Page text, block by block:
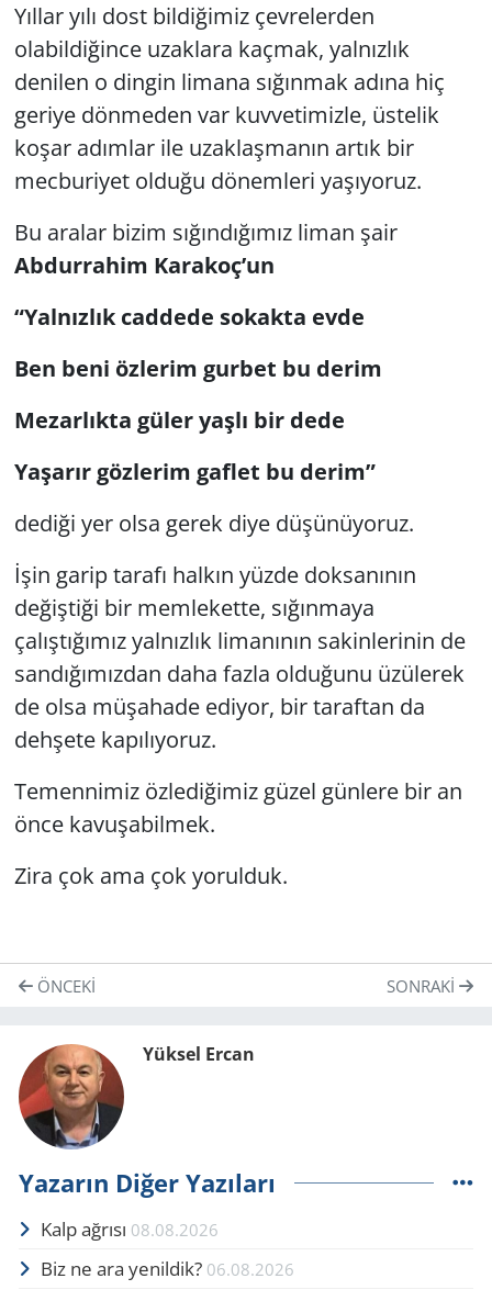
Yıllar yılı dost bildiğimiz çevrelerden
olabildiğince uzaklara kaçmak, yalnızlık
denilen o dingin limana sığınmak adına hiç
geriye dönmeden var kuvvetimizle, üstelik
koşar adımlar ile uzaklaşmanın artık bir
mecburiyet olduğu dönemleri yaşıyoruz.
Bu aralar bizim sığındığımız liman şair
Abdurrahim Karakoç’un
“Yalnızlık caddede sokakta evde
Ben beni özlerim gurbet bu derim
Mezarlıkta güler yaşlı bir dede
Yaşarır gözlerim gaflet bu derim”
dediği yer olsa gerek diye düşünüyoruz.
İşin garip tarafı halkın yüzde doksanının
değiştiği bir memlekette, sığınmaya
çalıştığımız yalnızlık limanının sakinlerinin de
sandığımızdan daha fazla olduğunu üzülerek
de olsa müşahade ediyor, bir taraftan da
dehşete kapılıyoruz.
Temennimiz özlediğimiz güzel günlere bir an
önce kavuşabilmek.
Zira çok ama çok yorulduk.
ÖNCEKI SONRAKI
Yüksel Ercan
Yazarın Diğer Yazıları
Kalp ağrısı 08.08.2026
Biz ne ara yenildik? 06.08.2026